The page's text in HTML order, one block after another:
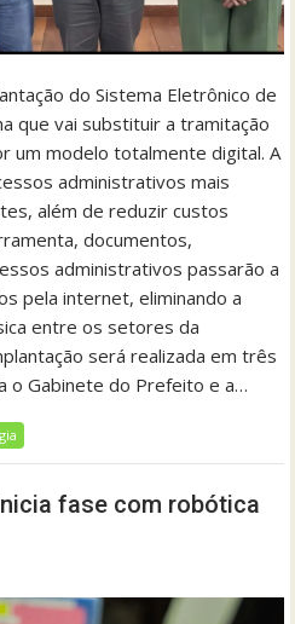
do Sistema Eletrônico de
que vai substituir a tramitação
um modelo totalmente digital. A
administrativos mais
além de reduzir custos
documentos,
administrativos passarão a
pela internet, eliminando a
entre os setores da
será realizada em três
o Gabinete do Prefeito e a…
fase com robótica